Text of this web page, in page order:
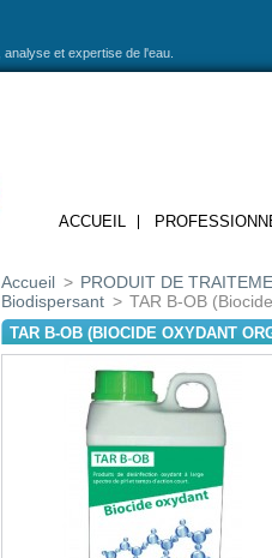
analyse et expertise de l'eau.
ACCUEIL
Accueil > PRODUIT DE
Biodispersant > TAR B-OB
TAR B-OB (BIOCIDE OXYDANT